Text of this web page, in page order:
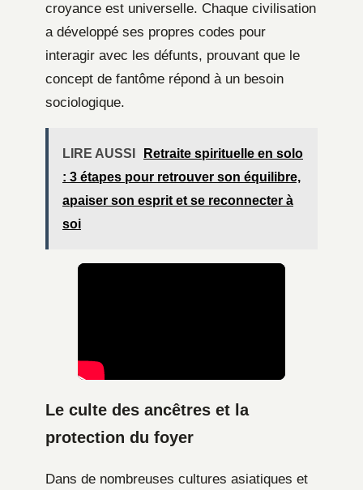
croyance est universelle. Chaque civilisation
a développé ses propres codes pour
interagir avec les défunts, prouvant que le
concept de fantôme répond à un besoin
sociologique.
LIRE AUSSI
Retraite spirituelle en solo
: 3 étapes pour retrouver son équilibre,
apaiser son esprit et se reconnecter à
soi
Le culte des ancêtres et la
protection du foyer
Dans de nombreuses cultures asiatiques et